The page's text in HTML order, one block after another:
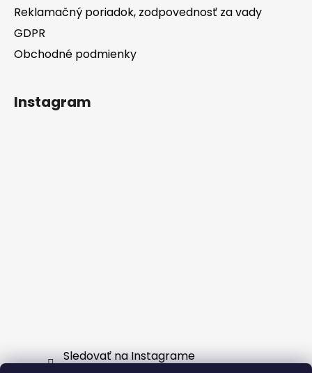
Reklamačný poriadok, zodpovednosť za vady
GDPR
Obchodné podmienky
Instagram
Sledovať na Instagrame